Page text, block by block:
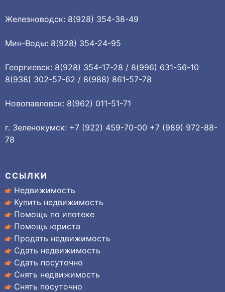
Железноводск: 8(928) 354-38-49
Мин-Воды: 8(928) 354-24-95
Георгиевск: 8(928) 354-17-28 / 8(996) 631-56-10
8(938) 302-57-62 / 8(988) 861-57-78
Новопавловск: 8(962) 011-51-71
г. Зеленокумск: +7 (922) 459-70-00 +7 (989) 972-88-
78
ССЫЛКИ
Недвижимость
Купить недвижимость
Помощь по ипотеке
Помощь юриста
Продать недвижимость
Сдать недвижимость
Сдать посуточно
Снять недвижимость
Снять посуточно